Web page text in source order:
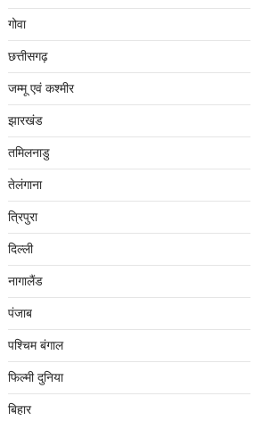
गोवा
छत्तीसगढ़
जम्‍मू एवं कश्‍मीर
झारखंड
तमिलनाडु
तेलंगाना
त्रिपुरा
दिल्‍ली
नागालैंड
पंजाब
पश्चिम बंगाल
फिल्मी दुनिया
बिहार